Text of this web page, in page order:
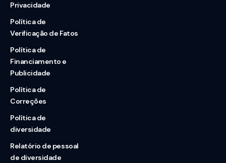
Privacidade
Política de
Verificação de Fatos
Política de
Financiamento e
Publicidade
Política de
Correções
Política de
diversidade
Relatório de pessoal
de diversidade